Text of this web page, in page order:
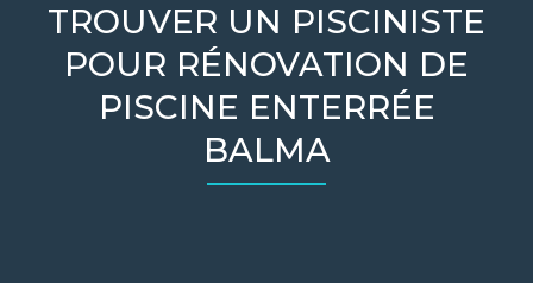
TROUVER UN PISCINISTE
POUR RÉNOVATION DE
PISCINE ENTERRÉE
BALMA